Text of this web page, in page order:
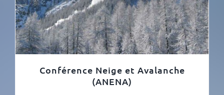
Conférence Neige et Avalanche
(ANENA)